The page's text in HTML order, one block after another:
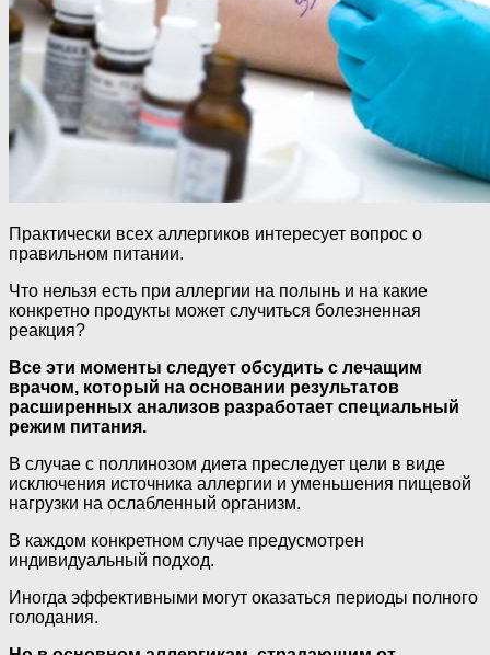
Практически всех аллергиков интересует вопрос о
правильном питании.
Что нельзя есть при аллергии на полынь и на какие
конкретно продукты может случиться болезненная
реакция?
Все эти моменты следует обсудить с лечащим
врачом, который на основании результатов
расширенных анализов разработает специальный
режим питания.
В случае с поллинозом диета преследует цели в виде
исключения источника аллергии и уменьшения пищевой
нагрузки на ослабленный организм.
В каждом конкретном случае предусмотрен
индивидуальный подход.
Иногда эффективными могут оказаться периоды полного
голодания.